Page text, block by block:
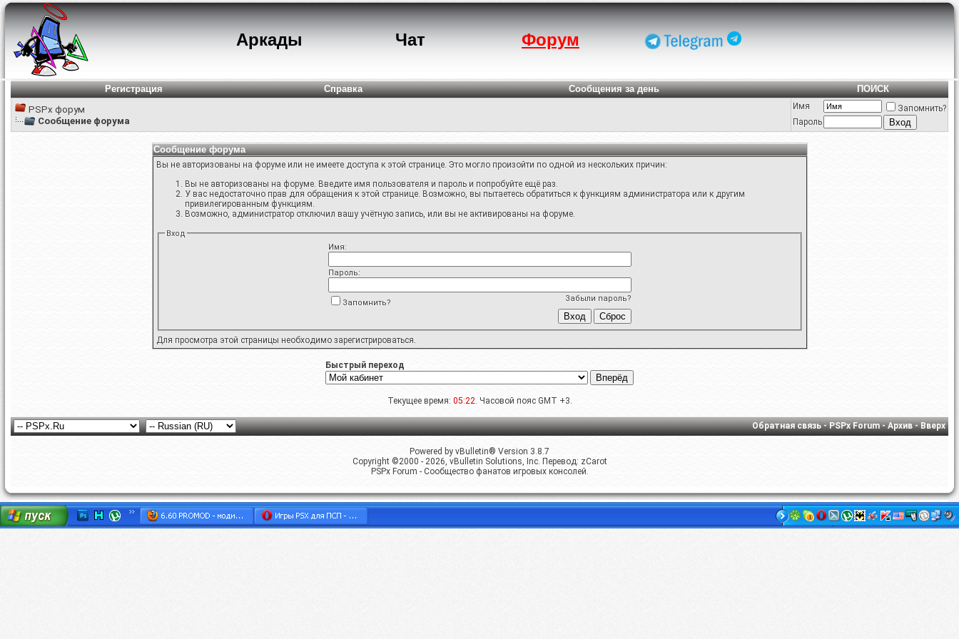
Аркады Чат Форум
Регистрация Справка Сообщения за день
ПОИСК
PSPx форум
Сообщение форума
Имя
Запомнить?
Пароль
Сообщение форума
Вы не авторизованы на форуме или не имеете доступа к этой странице. Это могло произойти по одной из нескольких причин:
Вы не авторизованы на форуме. Введите имя пользователя и пароль и попробуйте ещё раз.
У вас недостаточно прав для обращения к этой странице. Возможно, вы пытаетесь обратиться к функциям администратора или к другим
привилегированным функциям.
Возможно, администратор отключил вашу учётную запись, или вы не активированы на форуме.
Вход
Имя:
Пароль:
Забыли пароль?
Запомнить?
Для просмотра этой страницы необходимо зарегистрироваться.
Быстрый переход
Текущее время: 05:22. Часовой пояс GMT +3.
Обратная связь-PSPx Forum-Архив-Вверх
Powered by vBulletin® Version 3.8.7
Copyright ©2000 - 2026, vBulletin Solutions, Inc. Перевод: zCarot
PSPx Forum - Сообщество фанатов игровых консолей.